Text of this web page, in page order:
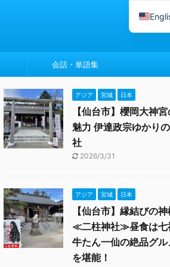
会話・単語集
アジア 宮城 日本
【仙台市】櫻岡大神
魅力 伊達政宗ゆかり
社
2026/3/31
アジア 宮城 日本
【仙台市】縁結びの
≪二柱神社≫昼食は七
牛たん一仙の絶品グル
を堪能！